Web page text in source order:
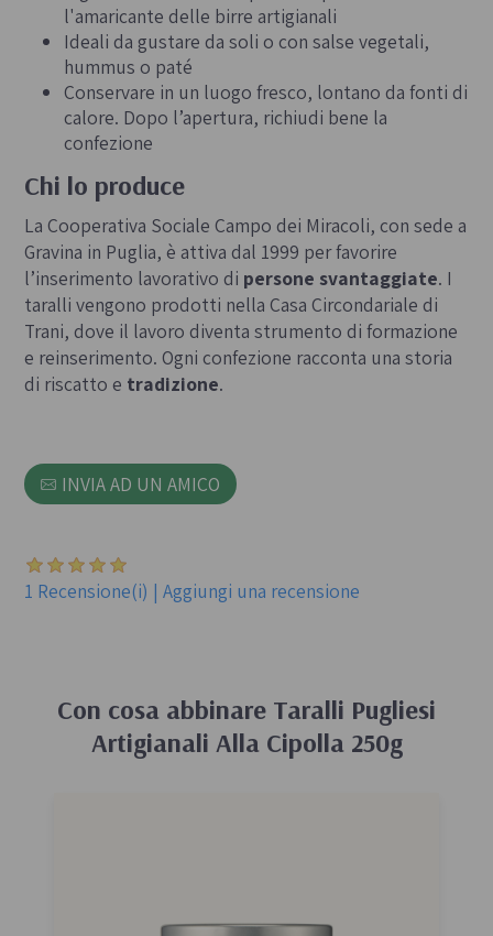
l'amaricante delle birre artigianali
Ideali da gustare da soli o con salse vegetali,
hummus o paté
Conservare in un luogo fresco, lontano da fonti di
calore. Dopo l’apertura, richiudi bene la
confezione
Chi lo produce
La Cooperativa Sociale Campo dei Miracoli, con sede a
Gravina in Puglia, è attiva dal 1999 per favorire
l’inserimento lavorativo di persone svantaggiate. I
taralli vengono prodotti nella Casa Circondariale di
Trani, dove il lavoro diventa strumento di formazione
e reinserimento. Ogni confezione racconta una storia
di riscatto e tradizione.
INVIA AD UN AMICO
1 Recensione(i) | Aggiungi una recensione
Con cosa abbinare Taralli Pugliesi
Artigianali Alla Cipolla 250g